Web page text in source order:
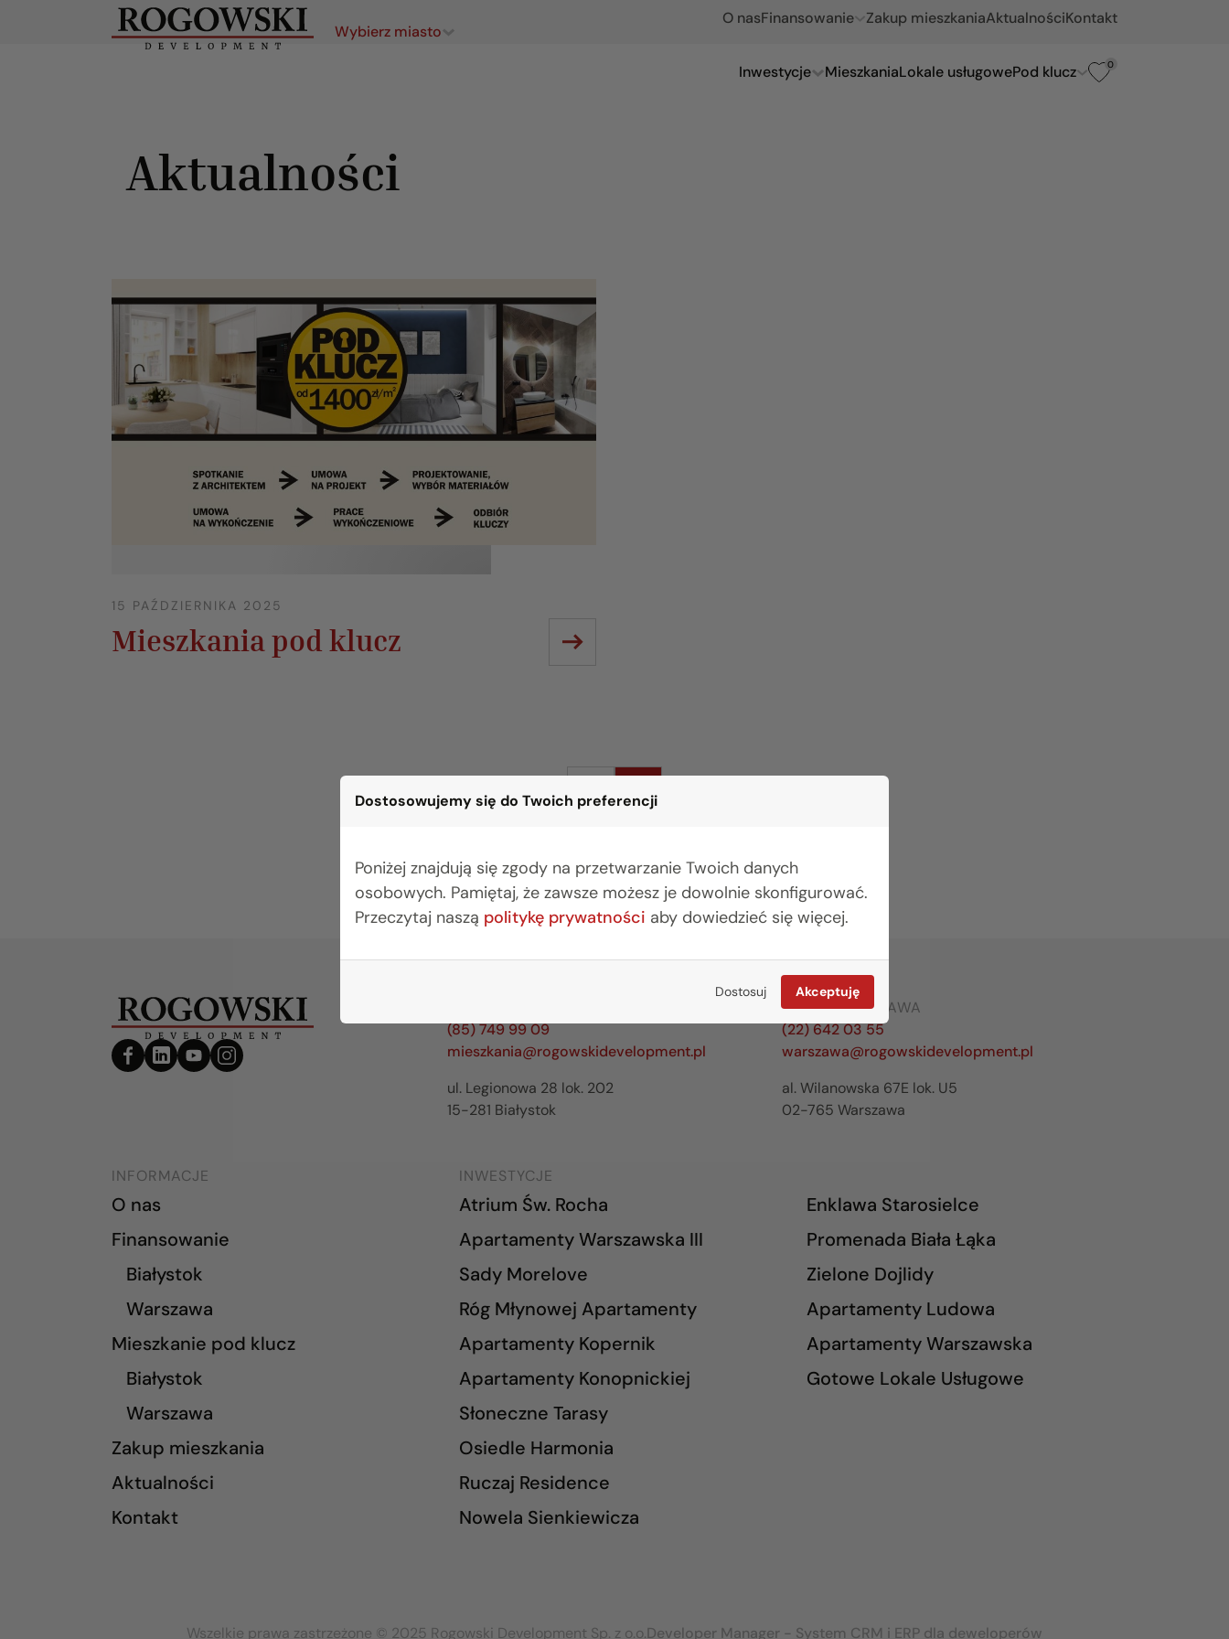
Dostosowujemy się do Twoich preferencji
Poniżej znajdują się zgody na przetwarzanie Twoich danych
osobowych. Pamiętaj, że zawsze możesz je dowolnie skonfigurować.
Przeczytaj naszą politykę prywatności aby dowiedzieć się więcej.
Dostosuj Akceptuję
O nasFinansowanie Zakup mieszkaniaAktualnościKontakt
Wybierz miasto
Inwestycje MieszkaniaLokale usługowePod klucz 0
Aktualności
15 PAŹDZIERNIKA 2025
Mieszkania pod klucz
(85) 749 99 09
mieszkania@rogowskidevelopment.pl
ul. Legionowa 28 lok. 202
15-281 Białystok
BIURO WARSZAWA
(22) 642 03 55
warszawa@rogowskidevelopment.pl
al. Wilanowska 67E lok. U5
02-765 Warszawa
INFORMACJE
O nas
Finansowanie
Białystok
Warszawa
Mieszkanie pod klucz
Białystok
Warszawa
Zakup mieszkania
Aktualności
Kontakt
INWESTYCJE
Atrium Św. Rocha
Apartamenty Warszawska III
Sady Morelove
Róg Młynowej Apartamenty
Apartamenty Kopernik
Apartamenty Konopnickiej
Słoneczne Tarasy
Osiedle Harmonia
Ruczaj Residence
Nowela Sienkiewicza
Enklawa Starosielce
Promenada Biała Łąka
Zielone Dojlidy
Apartamenty Ludowa
Apartamenty Warszawska
Gotowe Lokale Usługowe
Wszelkie prawa zastrzeżone © 2025 Rogowski Development Sp. z o.o.Developer Manager - System CRM i ERP dla deweloperów